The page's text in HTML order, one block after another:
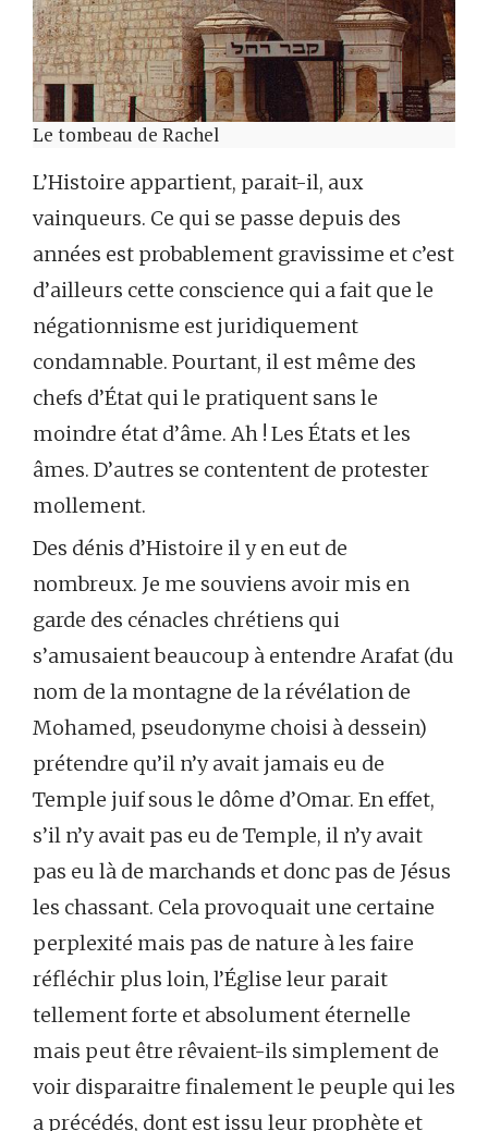
Le tombeau de Rachel
L’Histoire appartient, parait-il, aux
vainqueurs. Ce qui se passe depuis des
années est probablement gravissime et c’est
d’ailleurs cette conscience qui a fait que le
négationnisme est juridiquement
condamnable. Pourtant, il est même des
chefs d’État qui le pratiquent sans le
moindre état d’âme. Ah ! Les États et les
âmes. D’autres se contentent de protester
mollement.
Des dénis d’Histoire il y en eut de
nombreux. Je me souviens avoir mis en
garde des cénacles chrétiens qui
s’amusaient beaucoup à entendre Arafat (du
nom de la montagne de la révélation de
Mohamed, pseudonyme choisi à dessein)
prétendre qu’il n’y avait jamais eu de
Temple juif sous le dôme d’Omar. En effet,
s’il n’y avait pas eu de Temple, il n’y avait
pas eu là de marchands et donc pas de Jésus
les chassant. Cela provoquait une certaine
perplexité mais pas de nature à les faire
réfléchir plus loin, l’Église leur parait
tellement forte et absolument éternelle
mais peut être rêvaient-ils simplement de
voir disparaitre finalement le peuple qui les
a précédés, dont est issu leur prophète et